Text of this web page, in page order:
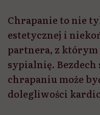
Chrapanie to nie
estetycznej i
partnera, z
sypialnię.
chrapaniu może
dolegliwości